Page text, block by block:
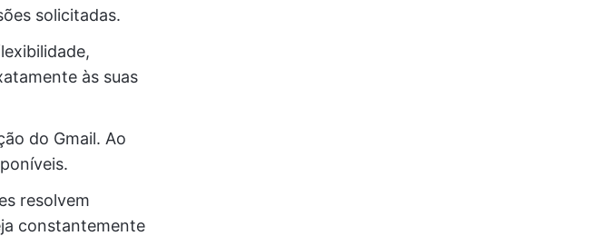
solicitadas.
às suas
do Gmail. Ao
resolvem
constantemente